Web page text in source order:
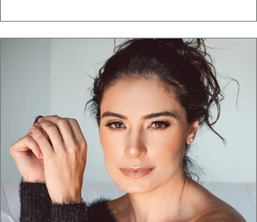
estruturas geométricas, volumes
aquele concreto aparente típico da
arquitetura paulistana em peças de vestir,